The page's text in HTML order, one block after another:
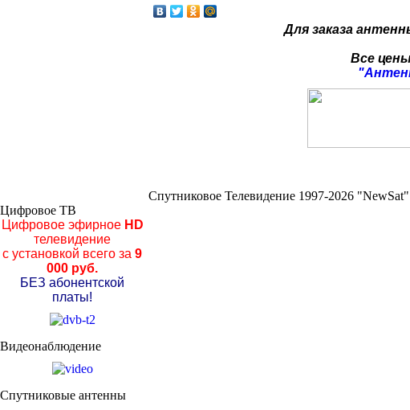
Для заказа
Все
Спутниковое Телевидение 1997-2026
Цифровое ТВ
Цифровое эфирноеHD
телевидение
с установкой всего за 9
000 руб.
БЕЗ абонентской
платы!
Видеонаблюдение
Спутниковые антенны